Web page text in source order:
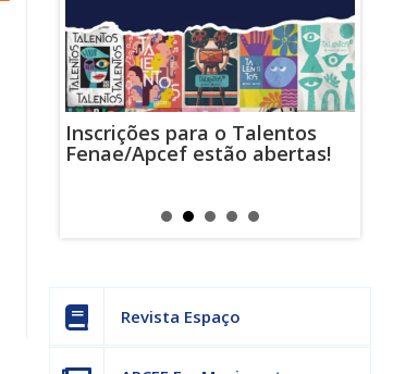
Inscrições para o Talentos
Fenae/Apcef estão abertas!
Revista Espaço